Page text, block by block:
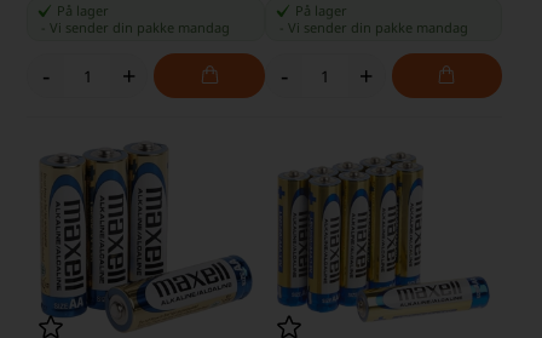
På lager
-Vi sender din pakke mandag
- +
På lager
Vi sender din pakke mandag
- +